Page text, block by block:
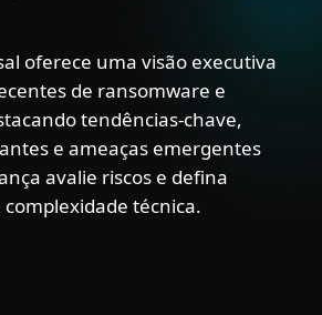
oferece uma visão executiva
de ransomware e
tendências-chave,
e ameaças emergentes
avalie riscos e defina
técnica.